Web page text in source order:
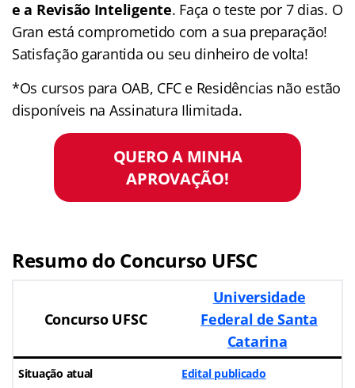
e a Revisão Inteligente. Faça o teste por 7 dias. O
Gran está comprometido com a sua preparação!
Satisfação garantida ou seu dinheiro de volta!
*Os cursos para OAB, CFC e Residências não estão
disponíveis na Assinatura Ilimitada.
QUERO A MINHA
APROVAÇÃO!
Resumo do Concurso UFSC
Concurso UFSC
Universidade
Federal de Santa
Catarina
Situação atual Edital publicado